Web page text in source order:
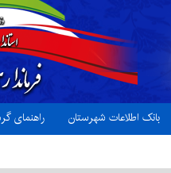
بانک اطلاعات شهرستان راهنمای